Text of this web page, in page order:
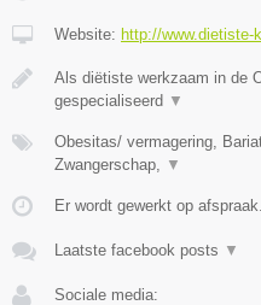
Website: http://www.dietiste-
Als diëtiste werkzaam in de
gespecialiseerd ▼
Obesitas/ vermagering,
Zwangerschap,
▼
Er wordt gewerkt op afspraak.
Laatste facebook posts ▼
Sociale media: